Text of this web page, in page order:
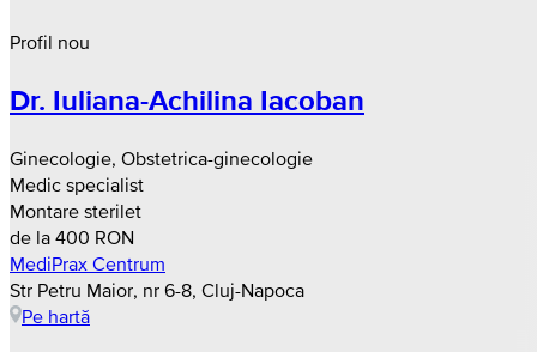
Profil nou
Dr. Iuliana-Achilina Iacoban
Ginecologie, Obstetrica-ginecologie
Medic specialist
Montare sterilet
de la 400 RON
MediPrax Centrum
Str Petru Maior, nr 6-8, Cluj-Napoca
Pe hartă